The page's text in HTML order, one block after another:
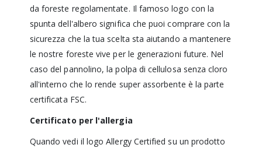
da foreste regolamentate. Il famoso logo con la
spunta dell'albero significa che puoi comprare con la
sicurezza che la tua scelta sta aiutando a mantenere
le nostre foreste vive per le generazioni future. Nel
caso del pannolino, la polpa di cellulosa senza cloro
all'interno che lo rende super assorbente è la parte
certificata FSC.
Certificato per l'allergia
Quando vedi il logo Allergy Certified su un prodotto